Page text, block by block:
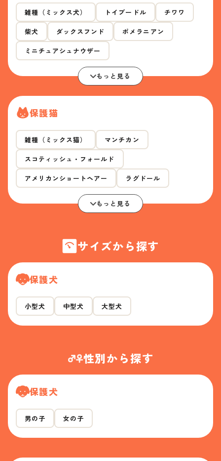
雑種（ミックス犬） トイプードル チワワ
柴犬 ダックスフンド ポメラニアン
ミニチュアシュナウザー
もっと見る
保護猫
雑種（ミックス猫） マンチカン
スコティッシュ・フォールド
アメリカンショートヘアー ラグドール
もっと見る
サイズから探す
保護犬
小型犬 中型犬 大型犬
性別から探す
保護犬
男の子 女の子